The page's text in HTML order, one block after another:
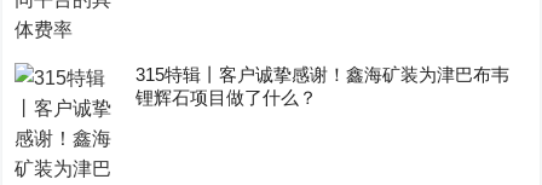
315特辑丨客户诚挚感谢！鑫海矿装为津巴布韦
锂辉石项目做了什么？